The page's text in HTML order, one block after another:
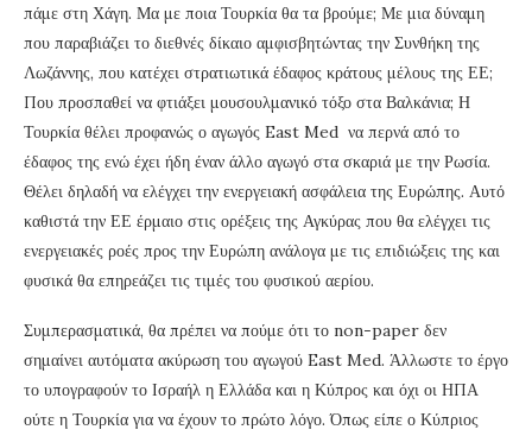
πάμε στη Χάγη. Μα με ποια Τουρκία θα τα βρούμε; Με μια δύναμη
που παραβιάζει το διεθνές δίκαιο αμφισβητώντας την Συνθήκη της
Λωζάννης, που κατέχει στρατιωτικά έδαφος κράτους μέλους της ΕΕ;
Που προσπαθεί να φτιάξει μουσουλμανικό τόξο στα Βαλκάνια; Η
Τουρκία θέλει προφανώς ο αγωγός East Med να περνά από το
έδαφος της ενώ έχει ήδη έναν άλλο αγωγό στα σκαριά με την Ρωσία.
Θέλει δηλαδή να ελέγχει την ενεργειακή ασφάλεια της Ευρώπης. Αυτό
καθιστά την ΕΕ έρμαιο στις ορέξεις της Αγκύρας που θα ελέγχει τις
ενεργειακές ροές προς την Ευρώπη ανάλογα με τις επιδιώξεις της και
φυσικά θα επηρεάζει τις τιμές του φυσικού αερίου.
Συμπερασματικά, θα πρέπει να πούμε ότι το non-paper δεν
σημαίνει αυτόματα ακύρωση του αγωγού East Med. Άλλωστε το έργο
το υπογραφούν το Ισραήλ η Ελλάδα και η Κύπρος και όχι οι ΗΠΑ
ούτε η Τουρκία για να έχουν το πρώτο λόγο. Όπως είπε ο Κύπριος